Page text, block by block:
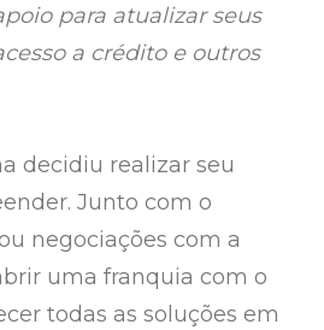
para atualizar seus
a crédito e outros
decidiu realizar seu
Junto com o
negociações com a
uma franquia com o
todas as soluções em